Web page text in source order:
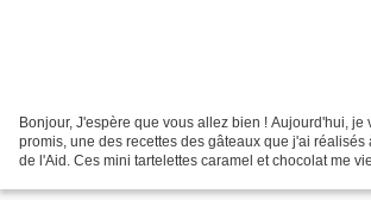
Bonjour, J'espère que vous allez bien ! Aujourd'hui, je
promis, une des recettes des gâteaux que j'ai réalisés
de l'Aid. Ces mini tartelettes caramel et chocolat me